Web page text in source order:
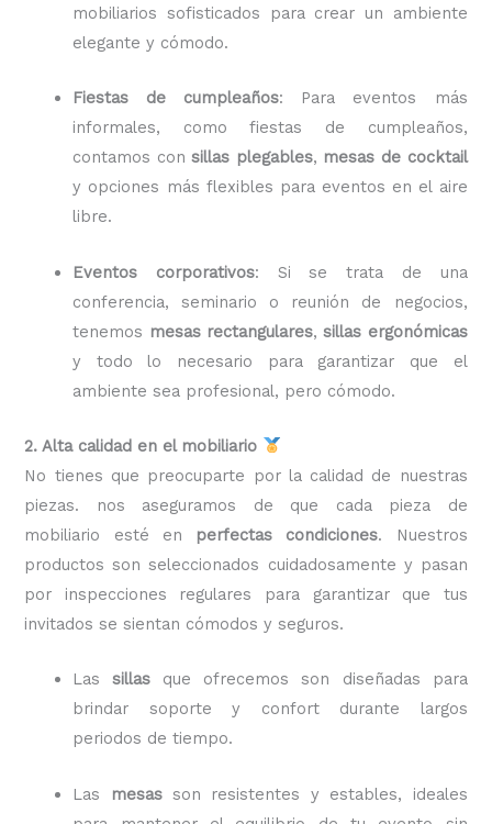
mobiliarios sofisticados para crear un ambiente
elegante y cómodo.
Fiestas de cumpleaños: Para eventos más
informales, como fiestas de cumpleaños,
contamos consillas plegables, mesas de cocktail
y opciones más flexibles para eventos en el aire
libre.
Eventos corporativos: Si se trata de una
conferencia, seminario o reunión de negocios,
tenemos mesas rectangulares,sillas ergonómicas
y todo lo necesario para garantizar que el
ambiente sea profesional, pero cómodo.
2. Alta calidad en el mobiliario
No tienes que preocuparte por la calidad de nuestras
piezas. nos aseguramos de que cada pieza de
mobiliario esté en
perfectas condiciones. Nuestros
productos son seleccionados cuidadosamente y pasan
por inspecciones regulares para garantizar que tus
invitados se sientan cómodos y seguros.
Lassillas que ofrecemos son diseñadas para
brindar soporte y confort durante largos
periodos de tiempo.
Las mesasson resistentes y estables, ideales